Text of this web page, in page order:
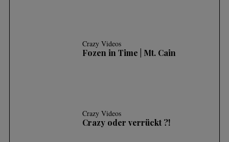
Crazy Videos
Fozen in Time | Mt. Cain
Crazy Videos
Crazy oder verrückt ?!